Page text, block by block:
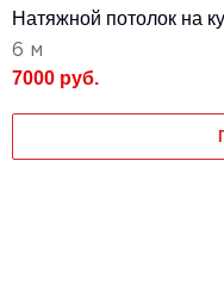
Натяжной потолок на
6 м
7000 руб.